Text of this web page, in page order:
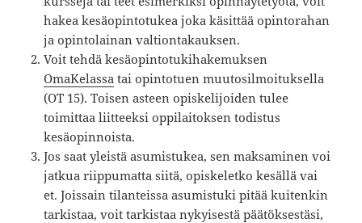
hakea kesäopintotukea joka käsittää opintorahan
ja opintolainan valtiontakauksen.⁣
Voit tehdä kesäopintotukihakemuksen
OmaKelassa tai opintotuen muutosilmoituksella
(OT 15). Toisen asteen opiskelijoiden tulee
toimittaa liitteeksi oppilaitoksen todistus
kesäopinnoista.⁣
Jos saat yleistä asumistukea, sen maksaminen voi
jatkua riippumatta siitä, opiskeletko kesällä vai
et. Joissain tilanteissa asumistuki pitää kuitenkin
tarkistaa, voit tarkistaa nykyisestä päätöksestäsi,